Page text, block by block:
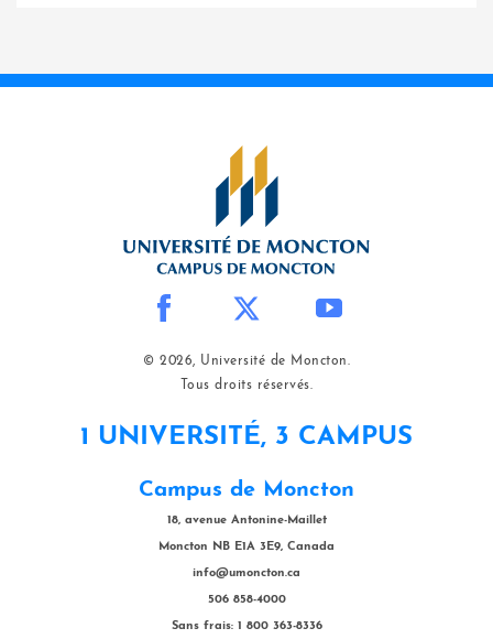
© 2026, Université de Moncton.
Tous droits réservés.
1 UNIVERSITÉ, 3 CAMPUS
Campus de Moncton
18, avenue Antonine-Maillet
Moncton NB E1A 3E9, Canada
info@umoncton.ca
506 858-4000
Sans frais: 1 800 363-8336